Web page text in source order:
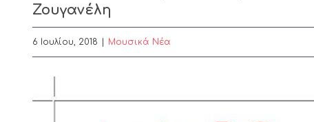
Ζουγανέλη
6 Ιουλίου, 2018 Μουσικά Νέα